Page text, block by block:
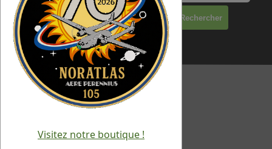
Rechercher
Visitez notre boutique !